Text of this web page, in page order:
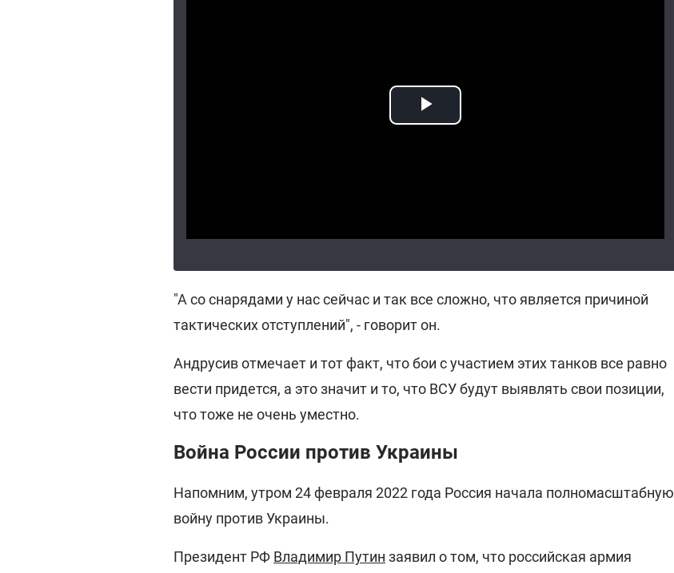
"А со снарядами у нас сейчас и так все сложно, что является причиной
тактических отступлений", - говорит он.
Андрусив отмечает и тот факт, что бои с участием этих танков все равно
вести придется, а это значит и то, что ВСУ будут выявлять свои позиции,
что тоже не очень уместно.
Война России против Украины
Напомним, утром 24 февраля 2022 года Россия начала полномасштабную
войну против Украины.
Президент РФ Владимир Путин заявил о том, что российская армия